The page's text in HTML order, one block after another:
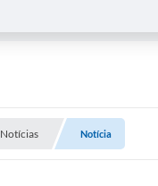
Notícias Notícia